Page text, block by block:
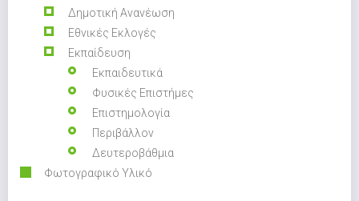
Δημοτική Ανανέωση
Εθνικές Εκλογές
Εκπαίδευση
Εκπαιδευτικά
Φυσικές Επιστήμες
Επιστημολογία
Περιβάλλον
Δευτεροβάθμια
Φωτογραφικό Υλικό